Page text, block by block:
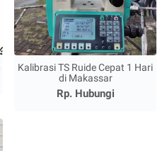
Kalibrasi TS Ruide Cepat 1 Hari
di Makassar
Rp. Hubungi